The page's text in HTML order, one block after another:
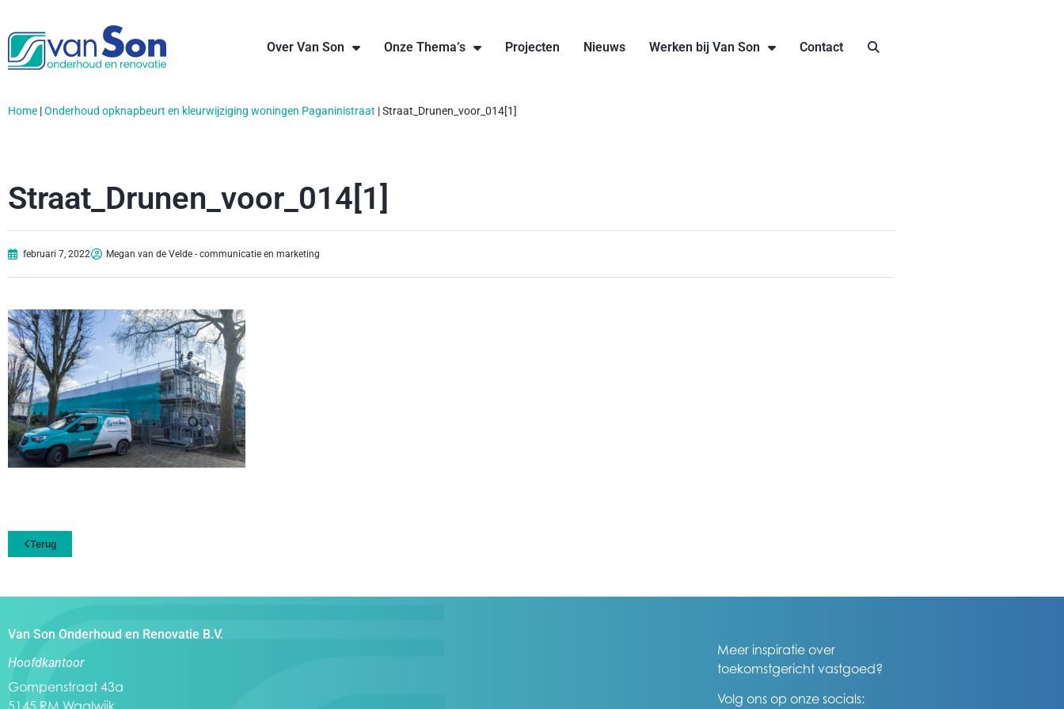
Over Van Son Onze Thema’s Projecten Nieuws Werken bij Van Son Contact
Home |Onderhoud opknapbeurt en kleurwijziging woningen Paganinistraat |Straat_Drunen_voor_014[1]
Straat_Drunen_voor_014[1]
februari 7, 2022 Megan van de Velde - communicatie en marketing
Terug
Van Son Onderhoud en Renovatie B.V.
Hoofdkantoor
Gompenstraat 43a
Meer inspiratie over
toekomstgericht vastgoed?
Volg ons op onze socials: